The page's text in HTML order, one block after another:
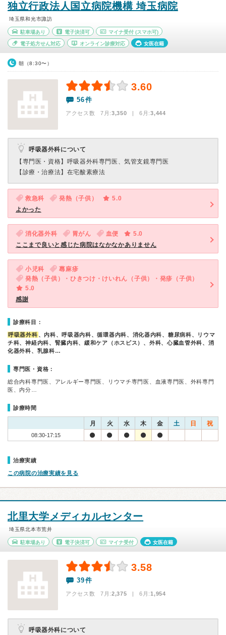
独立行政法人国立病院機構 埼玉病院
埼玉県和光市諏訪
駐車場あり 電子決済可 マイナ受付 (スマホ可)
電子処方せん対応 オンライン診療対応 女医在籍
朝（8:30〜）
3.60
56件
アクセス数 7月:3,350 | 6月:3,444
呼吸器外科について
【専門医・資格】 呼吸器外科専門医、気管支鏡専門医
【診療・治療法】 在宅酸素療法
救急科 発熱（子供）
5.0
よかった
消化器外科 胃がん 血便
5.0
ここまで良いと感じた病院はなかなかありません
小児科
蕁麻疹
発熱（子供）・ひきつけ・けいれん（子供）・発疹（子供）
5.0
感謝
診療科目：
呼吸器外科 、内科、呼吸器内科、循環器内科、消化器内科、糖尿病科、リウマ
チ科、神経内科、腎臓内科、緩和ケア（ホスピス）、外科、心臓血管外科、消
化器外科、乳腺科…
専門医・資格：
総合内科専門医、アレルギー専門医、リウマチ専門医、血液専門医、外科専門
医、内分…
診療時間
月 火 水 木 金 土 日 祝
08:30-17:15
治療実績
この病院の治療実績を見る
北里大学メディカルセンター
埼玉県北本市荒井
駐車場あり 電子決済可 マイナ受付 女医在籍
3.58
39件
アクセス数 7月:2,375 | 6月:1,954
呼吸器外科について